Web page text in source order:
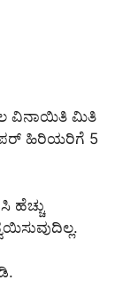
ವಿನಾಯಿತಿ ಮಿತಿ
ಹಿರಿಯರಿಗೆ 5
ಹೆಚ್ಚು